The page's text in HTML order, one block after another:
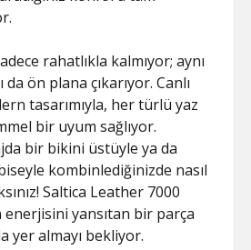
rahatlıkla kalmıyor; aynı
da ön plana çıkarıyor. Canlı
tasarımıyla, her türlü yaz
bir uyum sağlıyor.
bir bikini üstüyle ya da
kombinlediğinizde nasıl
Saltica Leather 7000
enerjisini yansıtan bir parça
yer almayı bekliyor.